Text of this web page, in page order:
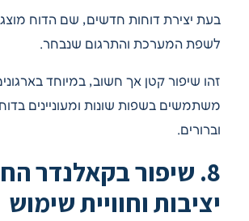
בעת יצירת דוחות חדשים, שם הדוח
לשפת המערכת והתרגום שנבחר.
זהו שיפור קטן אך חשוב, במיוחד
משתמשים בשפות שונות ומעוניינים
וברורים.
8. שיפור בקאלנדר
יציבות וחוויית שימוש